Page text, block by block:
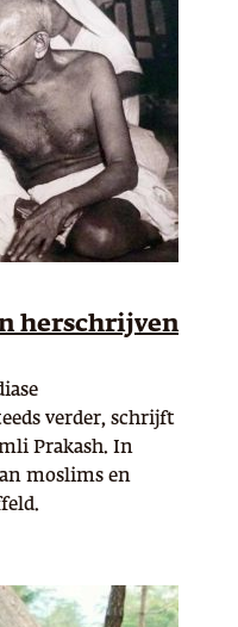
herschrijven
verder, schrijft
Prakash. In
moslims en